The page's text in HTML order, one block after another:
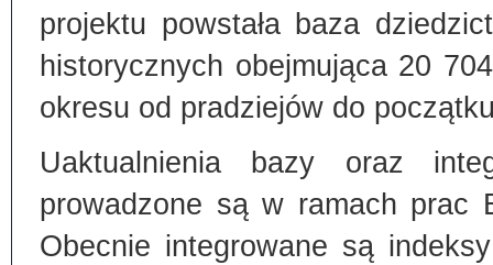
projektu powstała baza
historycznych obejmująca 20
okresu od pradziejów do
Uaktualnienia bazy oraz
prowadzone są w ramach prac
Obecnie integrowane są